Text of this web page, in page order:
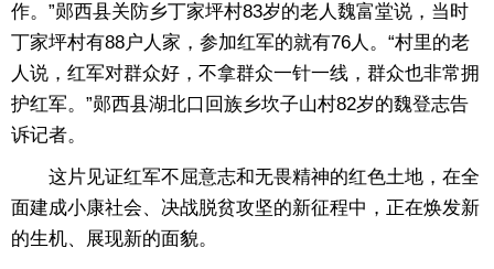
作。”郧西县关防乡丁家坪村83岁的老人魏富堂说，当时
丁家坪村有88户人家，参加红军的就有76人。“村里的老
人说，红军对群众好，不拿群众一针一线，群众也非常拥
护红军。”郧西县湖北口回族乡坎子山村82岁的魏登志告
诉记者。
这片见证红军不屈意志和无畏精神的红色土地，在全
面建成小康社会、决战脱贫攻坚的新征程中，正在焕发新
的生机、展现新的面貌。